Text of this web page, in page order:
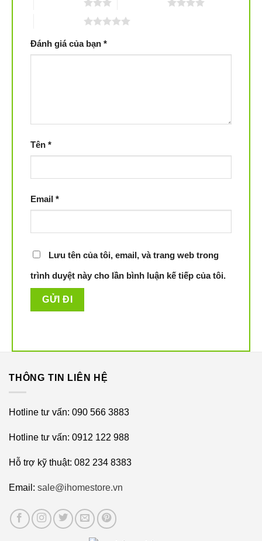
quả và hiệu quả hơn trong việc chà rửa các vết bẩn và
Trong quá trình vệ sinh, máy thường xuyên quay lại trạm
về việc giặt khăn lau thủ công cho robot.
Tự động làm khô trên cây lau bằng khí
nóng
nhanh chóng làm khô miếng giẻ lau trong 2 giờ, để ngăn
ngừa vi khuẩn và mùi hôi.
Đánh giá của bạn *
Tên *
Email *
Lưu tên của tôi, email, và trang web trong
trình duyệt này cho lần bình luận kế tiếp của tôi.
THÔNG TIN LIÊN HỆ
Hotline tư vấn: 090 566 3883
Hotline tư vấn: 0912 122 988
Hỗ trợ kỹ thuật: 082 234 8383
Email: sale@ihomestore.vn